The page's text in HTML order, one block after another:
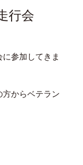
行会
参加してきま
からベテラン